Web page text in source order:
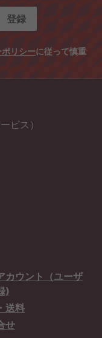
登録
リシーに従って慎重
ビス）
カウント（ユーザ
)
送料
せ